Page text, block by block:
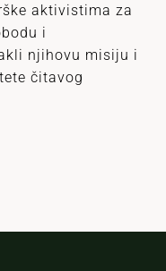
aktivistima za
i
njihovu misiju i
čitavog